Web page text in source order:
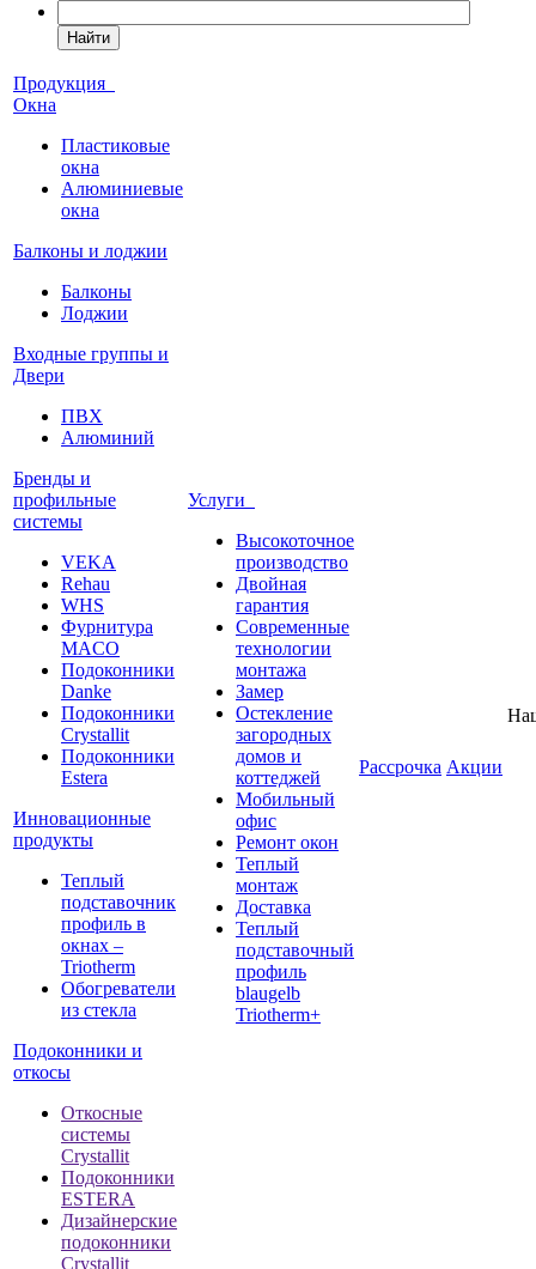
Найти
Продукция
Окна
Пластиковые
окна
Алюминиевые
окна
Балконы и лоджии
Балконы
Лоджии
Входные группы и
Двери
ПВХ
Алюминий
Бренды и
профильные
системы
VEKA
Rehau
WHS
Фурнитура
MACO
Подоконники
Danke
Подоконники
Crystallit
Подоконники
Estera
Инновационные
продукты
Теплый
подставочник
профиль в
окнах –
Triotherm
Обогреватели
из стекла
Подоконники и
откосы
Откосные
системы
Crystallit
Подоконники
ESTERA
Дизайнерские
подоконники
Crystallit
Услуги
Высокоточное
производство
Двойная
гарантия
Современные
технологии
монтажа
Замер
Остекление
загородных
домов и
коттеджей
Мобильный
офис
Ремонт окон
Теплый
монтаж
Доставка
Теплый
подставочный
профиль
blaugelb
Triotherm+
Рассрочка Акции